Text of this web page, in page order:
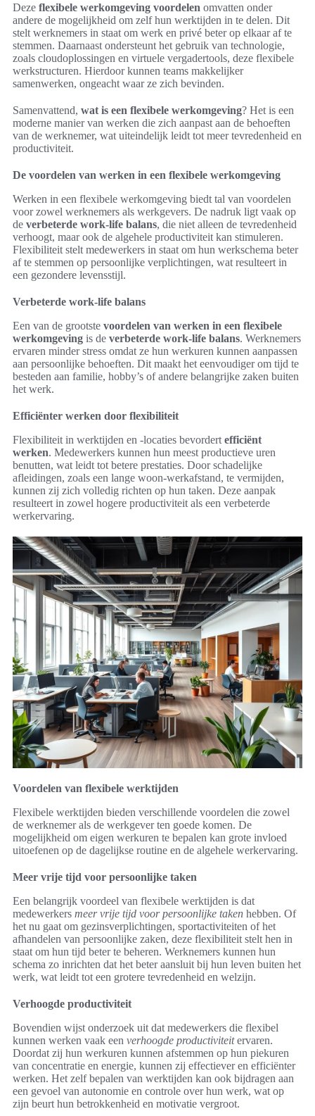
Deze flexibele werkomgeving voordelen omvatten onder
andere de mogelijkheid om zelf hun werktijden in te delen. Dit
stelt werknemers in staat om werk en privé beter op elkaar af te
stemmen. Daarnaast ondersteunt het gebruik van technologie,
zoals cloudoplossingen en virtuele vergadertools, deze flexibele
werkstructuren. Hierdoor kunnen teams makkelijker
samenwerken, ongeacht waar ze zich bevinden.
Samenvattend, wat is een flexibele werkomgeving? Het is een
moderne manier van werken die zich aanpast aan de behoeften
van de werknemer, wat uiteindelijk leidt tot meer tevredenheid en
productiviteit.
De voordelen van werken in een flexibele werkomgeving
Werken in een flexibele werkomgeving biedt tal van voordelen
voor zowel werknemers als werkgevers. De nadruk ligt vaak op
de verbeterde work-life balans, die niet alleen de tevredenheid
verhoogt, maar ook de algehele productiviteit kan stimuleren.
Flexibiliteit stelt medewerkers in staat om hun werkschema beter
af te stemmen op persoonlijke verplichtingen, wat resulteert in
een gezondere levensstijl.
Verbeterde work-life balans
Een van de grootste voordelen van werken in een flexibele
werkomgeving is de verbeterde work-life balans. Werknemers
ervaren minder stress omdat ze hun werkuren kunnen aanpassen
aan persoonlijke behoeften. Dit maakt het eenvoudiger om tijd te
besteden aan familie, hobby’s of andere belangrijke zaken buiten
het werk.
Efficiënter werken door flexibiliteit
Flexibiliteit in werktijden en -locaties bevordert efficiënt
werken. Medewerkers kunnen hun meest productieve uren
benutten, wat leidt tot betere prestaties. Door schadelijke
afleidingen, zoals een lange woon-werkafstand, te vermijden,
kunnen zij zich volledig richten op hun taken. Deze aanpak
resulteert in zowel hogere productiviteit als een verbeterde
werkervaring.
Voordelen van flexibele werktijden
Flexibele werktijden bieden verschillende voordelen die zowel
de werknemer als de werkgever ten goede komen. De
mogelijkheid om eigen werkuren te bepalen kan grote invloed
uitoefenen op de dagelijkse routine en de algehele werkervaring.
Meer vrije tijd voor persoonlijke taken
Een belangrijk voordeel van flexibele werktijden is dat
medewerkers meer vrije tijd voor persoonlijke taken hebben. Of
het nu gaat om gezinsverplichtingen, sportactiviteiten of het
afhandelen van persoonlijke zaken, deze flexibiliteit stelt hen in
staat om hun tijd beter te beheren. Werknemers kunnen hun
schema zo inrichten dat het beter aansluit bij hun leven buiten het
werk, wat leidt tot een grotere tevredenheid en welzijn.
Verhoogde productiviteit
Bovendien wijst onderzoek uit dat medewerkers die flexibel
kunnen werken vaak een verhoogde productiviteitervaren.
Doordat zij hun werkuren kunnen afstemmen op hun piekuren
van concentratie en energie, kunnen zij effectiever en efficiënter
werken. Het zelf bepalen van werktijden kan ook bijdragen aan
een gevoel van autonomie en controle over hun werk, wat op
zijn beurt hun betrokkenheid en motivatie vergroot.